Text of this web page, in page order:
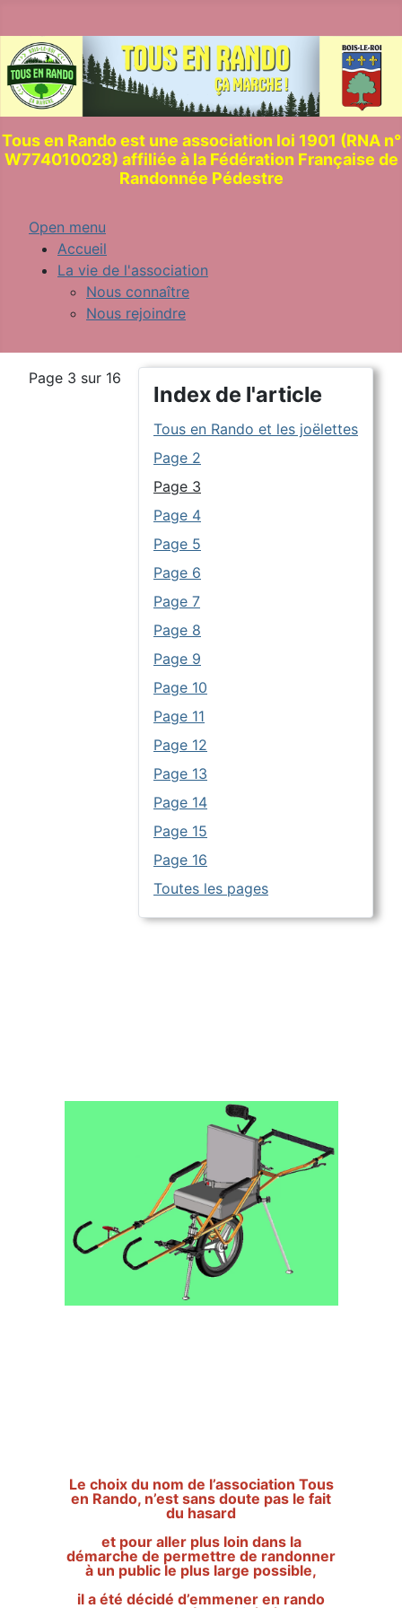
Tous en Rando est une association loi 1901 (RNA n°
W774010028) affiliée à la Fédération Française de
Randonnée Pédestre
Open menu
Accueil
La vie de l'association
Nous connaître
Nous rejoindre
Index de l'article
Tous en Rando et les joëlettes
Page 2
Page 3
Page 4
Page 5
Page 6
Page 7
Page 8
Page 9
Page 10
Page 11
Page 12
Page 13
Page 14
Page 15
Page 16
Toutes les pages
Page 3 sur 16
Le choix du nom de l’association Tous
en Rando, n’est sans doute pas le fait
du hasard
et pour aller plus loin dans la
démarche de permettre de randonner
à un public le plus large possible,
il a été décidé d’emmener en rando